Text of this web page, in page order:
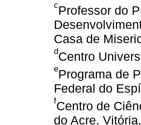
cProfessor do
Casa de
dCentro
ePrograma de
Federal do
fCentro de
do Acre.